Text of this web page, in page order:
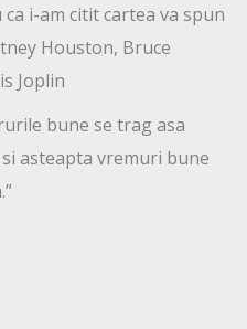
i-am citit cartea va spun
Houston, Bruce
Joplin
bune se trag asa
asteapta vremuri bune